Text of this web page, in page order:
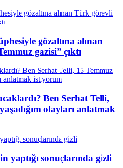
gözaltına alınan
gazisi” çıktı
Ben Serhat Telli,
olayları anlatmak
yaptığı sonuçlarında gizli